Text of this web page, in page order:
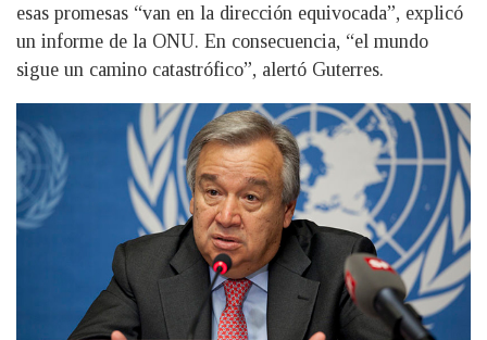
esas promesas “van en la dirección equivocada”, explicó
un informe de la ONU. En consecuencia, “el mundo
sigue un camino catastrófico”, alertó Guterres.